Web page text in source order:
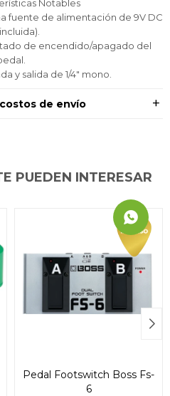
Notables
fuente de alimentación de 9V DC
de encendido/apagado del
y salida de 1/4" mono.
de envío
PUEDEN INTERESAR
Pedal Footswitch Boss Fs-
6